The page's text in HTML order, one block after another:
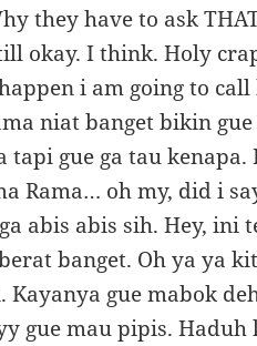
they have to ask
okay. I think. Holy
i am going to call
niat banget bikin
gue ga tau kenapa.
Rama… oh my, did i
abis abis sih. Hey, ini
banget. Oh ya ya
gue mabok
gue mau pipis. Haduh